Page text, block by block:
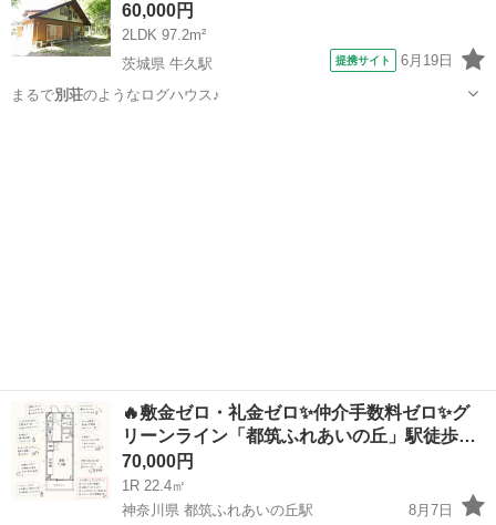
60,000円
2LDK 97.2m²
茨城県 牛久駅
提携サイト 6月19日
まるで別荘のようなログハウス♪
🔥敷金ゼロ・礼金ゼロ✨仲介手数料ゼロ✨グ
リーンライン「都筑ふれあいの丘」駅徒歩…
70,000円
1R 22.4㎡
神奈川県 都筑ふれあいの丘駅
8月7日